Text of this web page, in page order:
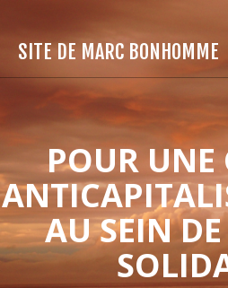
SITE DE MARC BONHOMME
POUR UNE
AU SEIN